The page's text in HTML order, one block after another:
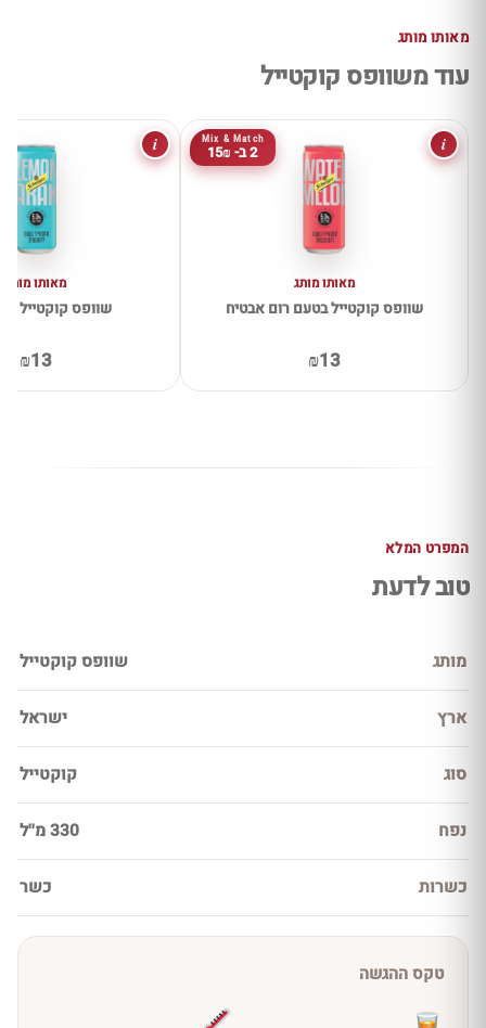
מאותו מותג
עוד משוופס קוקטייל
מאותו מותג
שוופס קוקטייל בטעם רום אבטיח
₪13
Mix & Match
2 ב- 15₪ i
מאותו מותג
שוופס קוקטייל
₪13
i
המפרט המלא
טוב לדעת
מותג שוופס קוקטייל
ארץ ישראל
סוג קוקטייל
נפח 330 מ''ל
כשרות כשר
טקס ההגשה